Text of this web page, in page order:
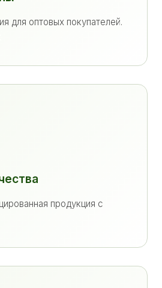
для оптовых покупателей.
продукция с